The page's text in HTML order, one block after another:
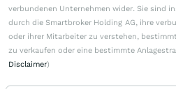
verbundenen Unternehmen wider. Sie sind
durch die Smartbroker Holding AG, ihre
oder ihrer Mitarbeiter zu verstehen,
zu verkaufen oder eine bestimmte
Disclaimer)